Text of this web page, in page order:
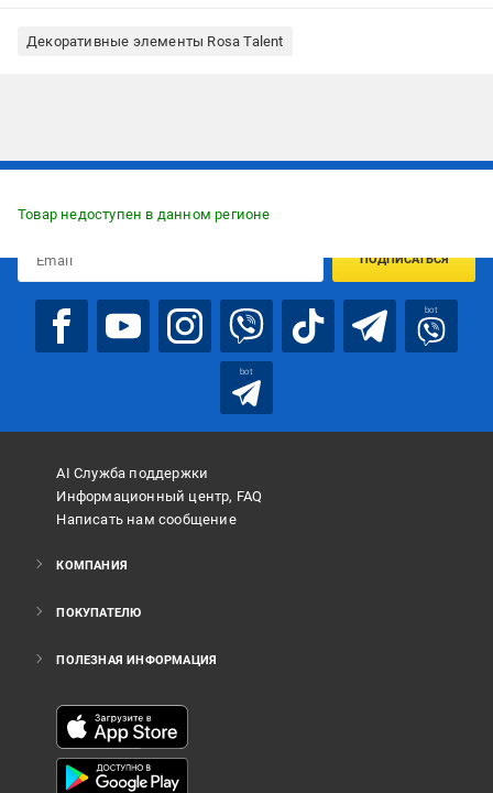
Декоративные элементы Rosa Talent
Товар недоступен в данном регионе
предложениях:
ПОДПИСАТЬСЯ
bot
bot
AI Служба поддержки
Информационный центр, FAQ
Написать нам сообщение
КОМПАНИЯ
ПОКУПАТЕЛЮ
ПОЛЕЗНАЯ ИНФОРМАЦИЯ